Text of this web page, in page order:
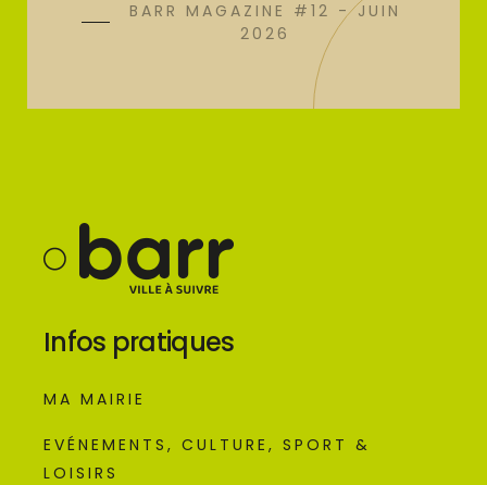
BARR MAGAZINE #12 - JUIN
2026
Infos pratiques
MA MAIRIE
EVÉNEMENTS, CULTURE, SPORT &
LOISIRS